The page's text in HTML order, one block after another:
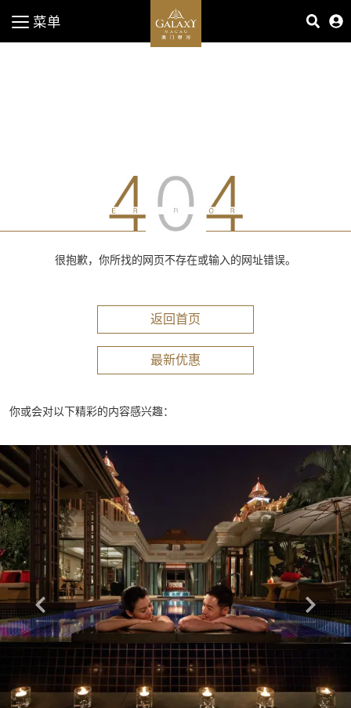
菜单
很抱歉，你所找的网页不存在或输入的网址错误。
返回首页
最新优惠
你或会对以下精彩的内容感兴趣：
Learn more